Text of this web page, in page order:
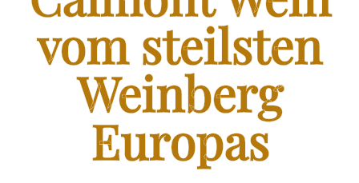
BLOG – CALMONT WINE
KONTAKT
vom steilsten
Weinberg
Europas